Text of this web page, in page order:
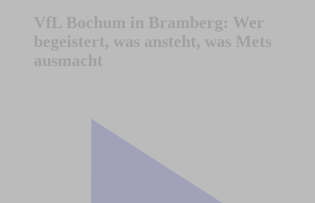
VfL Bochum in Bramberg: Wer
begeistert, was ansteht, was Mets
ausmacht